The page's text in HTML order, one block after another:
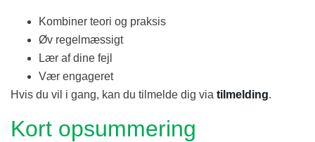
Kombiner teori og praksis
Øv regelmæssigt
Lær af dine fejl
Vær engageret
Hvis du vil i gang, kan du tilmelde dig via tilmelding.
Kort opsummering